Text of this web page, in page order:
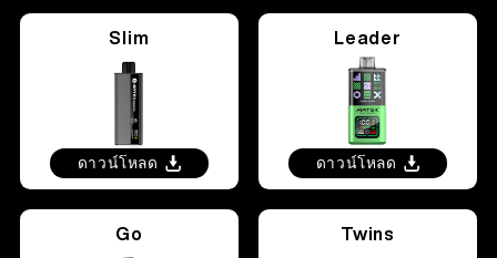
อุปกรณ์ที่สามารถเปลี่ยนได้
พ็อดที่สามารถเปลี่ยนได้
บล็อก
การสนับสนุน
ชุดสื่อ
การตรวจสอบผลิตภัณฑ์
เกี่ยวกับ
เกี่ยวกับเรา
Slim
ดาวน์โหลด
Leader
ดาวน์โหลด
Go Twins